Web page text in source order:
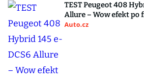
TEST Peugeot 408
Allure – Wow efekt po
Auto.cz